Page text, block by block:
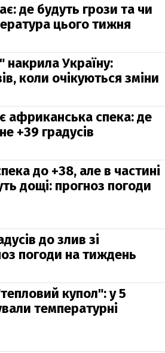
де будуть грози та чи
цього тижня
накрила Україну:
коли очікуються зміни
африканська спека: де
+39 градусів
до +38, але в частині
дощі: прогноз погоди
до злив зі
погоди на тиждень
купол": у 5
температурні